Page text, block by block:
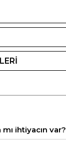
mı ihtiyacın var?